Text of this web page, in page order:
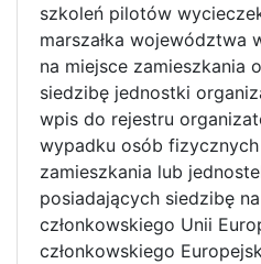
szkoleń pilotów
marszałka województwa
na miejsce zamieszkania
siedzibę jednostki
wpis do rejestru
wypadku osób
zamieszkania lub
posiadających siedzibę
członkowskiego Unii
członkowskiego